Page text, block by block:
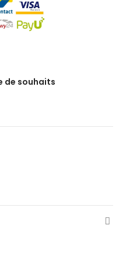
de souhaits